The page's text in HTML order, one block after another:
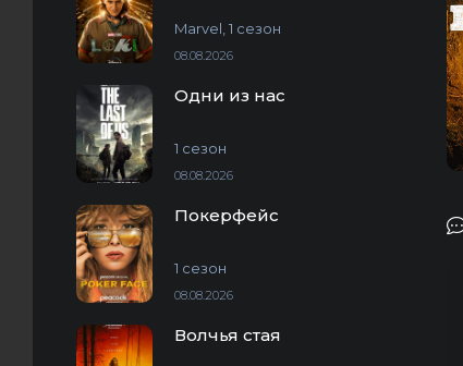
Marvel, 1 сезон
08.08.2026
Одни из нас
1 сезон
08.08.2026
Покерфейс
1 сезон
08.08.2026
Волчья стая